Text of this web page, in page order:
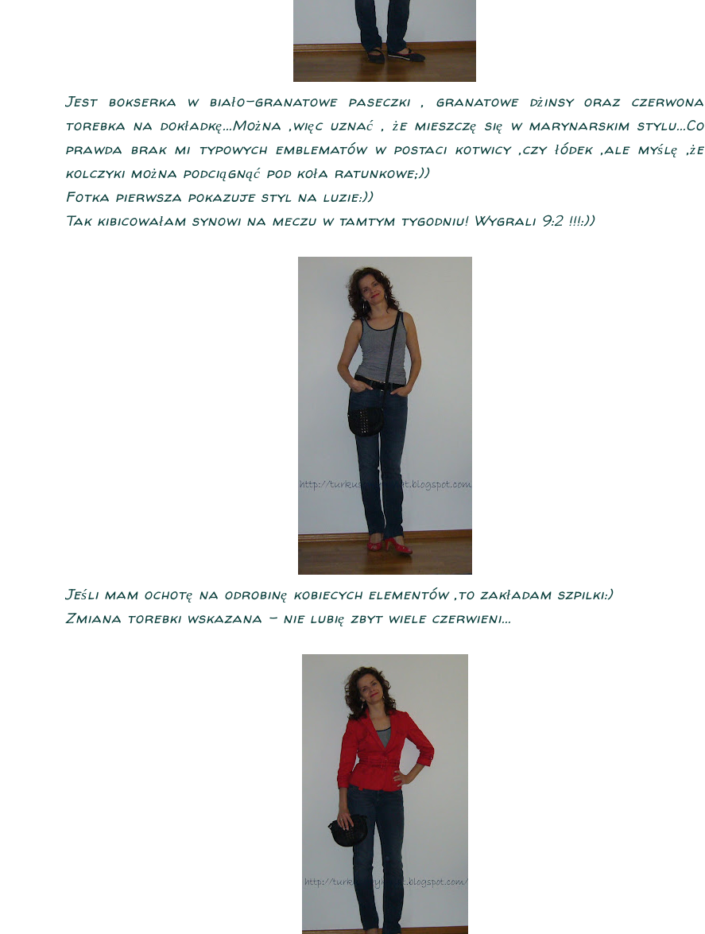
Jest bokserka w biało-granatowe paseczki , granatowe dżinsy oraz czerwona
torebka na dokładkę...Można ,więc uznać , że mieszczę się w marynarskim stylu...Co
prawda brak mi typowych emblematów w postaci kotwicy ,czy łódek ,ale myślę ,że
kolczyki można podciągnąć pod koła ratunkowe;))
Fotka pierwsza pokazuje styl na luzie:))
Tak kibicowałam synowi na meczu w tamtym tygodniu! Wygrali 9:2 !!!:))
Jeśli mam ochotę na odrobinę kobiecych elementów ,to zakładam szpilki:)
Zmiana torebki wskazana - nie lubię zbyt wiele czerwieni...